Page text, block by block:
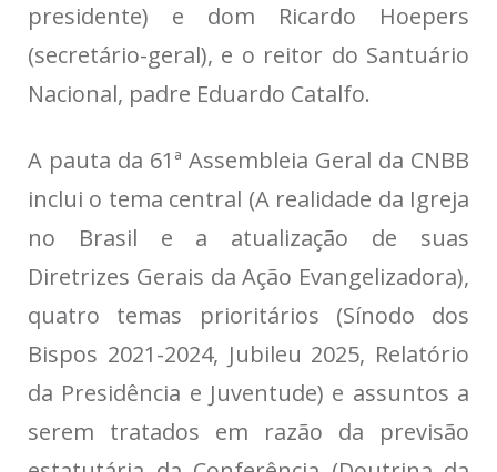
presidente) e dom Ricardo Hoepers
(secretário-geral), e o reitor do Santuário
Nacional, padre Eduardo Catalfo.
A pauta da 61ª Assembleia Geral da CNBB
inclui o tema central (A realidade da Igreja
no Brasil e a atualização de suas
Diretrizes Gerais da Ação Evangelizadora),
quatro temas prioritários (Sínodo dos
Bispos 2021-2024, Jubileu 2025, Relatório
da Presidência e Juventude) e assuntos a
serem tratados em razão da previsão